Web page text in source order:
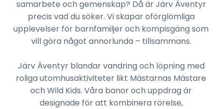
samarbete och gemenskap? Då är Järv Äventyr
precis vad du söker. Vi skapar oförglömliga
upplevelser för barnfamiljer och kompisgäng som
vill göra något annorlunda – tillsammans.
Järv Äventyr blandar vandring och löpning med
roliga utomhusaktiviteter likt Mästarnas Mästare
och Wild Kids. Våra banor och uppdrag är
designade för att kombinera rörelse,